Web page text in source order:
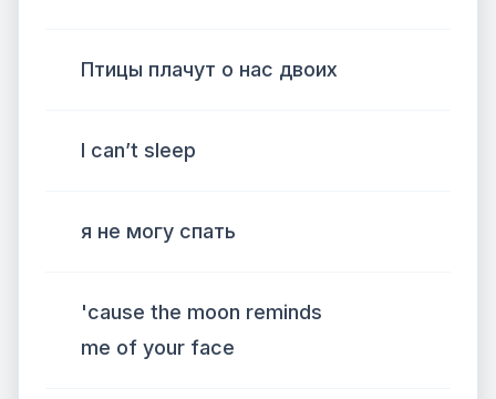
Птицы плачут о нас двоих
I can’t sleep
я не могу спать
'cause the moon reminds
me of your face